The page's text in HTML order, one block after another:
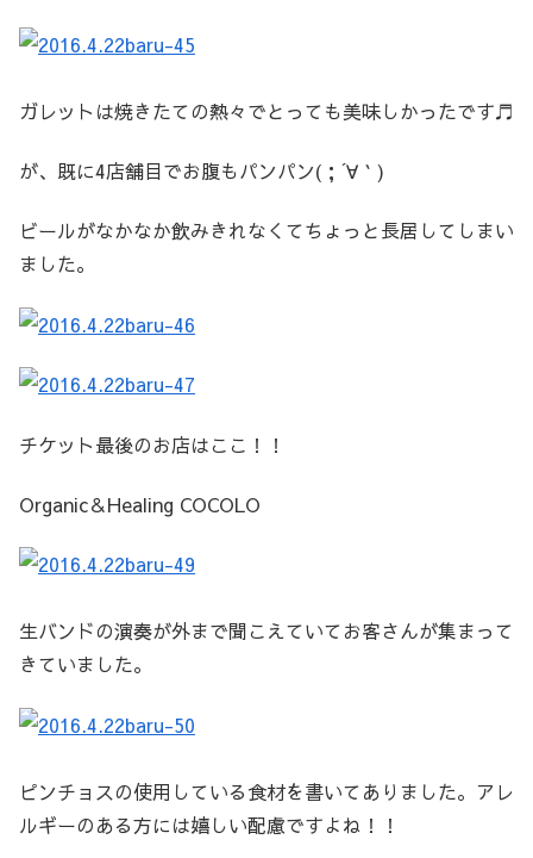
ガレットは焼きたての熱々でとっても美味しかったです♬
が、既に4店舗目でお腹もパンパン(；´∀｀)
ビールがなかなか飲みきれなくてちょっと長居してしまい
ました。
チケット最後のお店はここ！！
Organic＆Healing COCOLO
生バンドの演奏が外まで聞こえていてお客さんが集まって
きていました。
ピンチョスの使用している食材を書いてありました。アレ
ルギーのある方には嬉しい配慮ですよね！！